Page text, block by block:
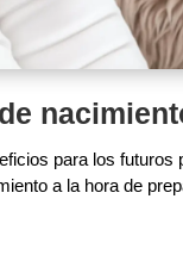
para los futuros
a la hora de